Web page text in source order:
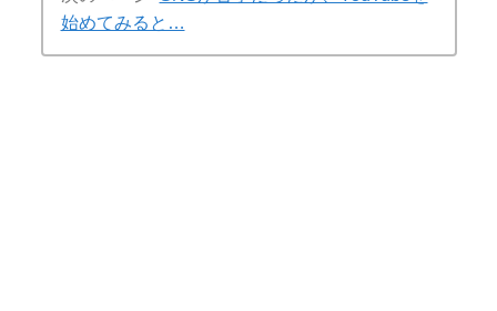
始めてみると…